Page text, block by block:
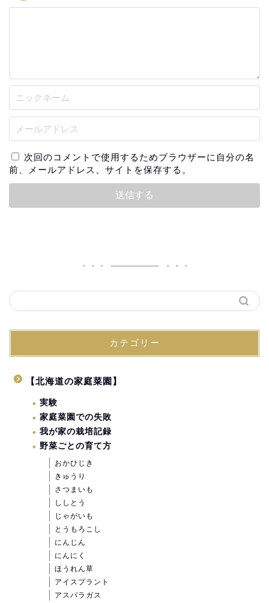
次回のコメントで使用するためブラウザーに自分の名
前、メールアドレス、サイトを保存する。
カテゴリー
【北海道の家庭菜園】
実験
家庭菜園での失敗
我が家の栽培記録
野菜ごとの育て方
おかひじき
きゅうり
さつまいも
ししとう
じゃがいも
とうもろこし
にんじん
にんにく
ほうれん草
アイスプラント
アスパラガス